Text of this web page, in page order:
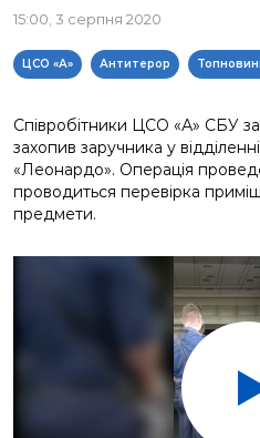
15:00, 3 серпня 2020
ЦСО «А» Антитерор
Співробітники ЦСО «А» СБУ
захопив заручника у
«Леонардо». Операція
проводиться перевірка
предмети.